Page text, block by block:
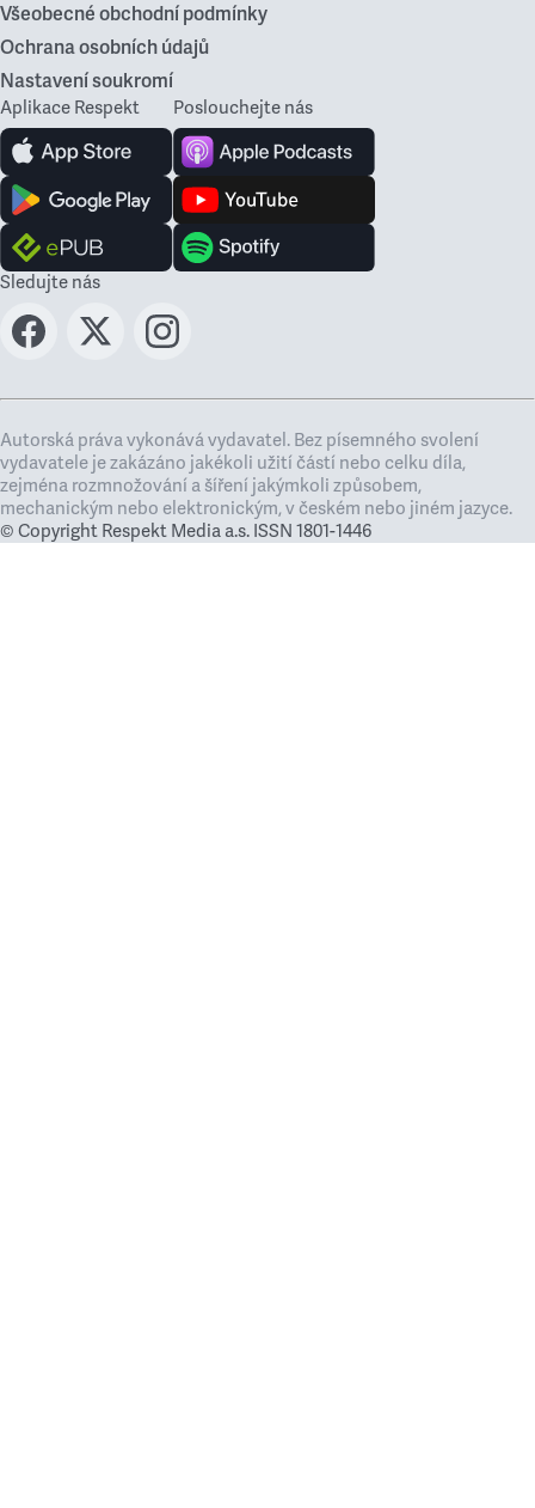
Všeobecné obchodní podmínky
Ochrana osobních údajů
Nastavení soukromí
Aplikace Respekt Poslouchejte nás
Sledujte nás
Autorská práva vykonává vydavatel. Bez písemného svolení
vydavatele je zakázáno jakékoli užití částí nebo celku díla,
zejména rozmnožování a šíření jakýmkoli způsobem,
mechanickým nebo elektronickým, v českém nebo jiném jazyce.
© Copyright Respekt Media a.s. ISSN 1801-1446